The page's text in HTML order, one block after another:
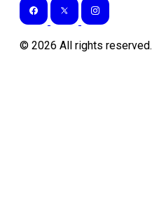
© 2026 All rights reserved.